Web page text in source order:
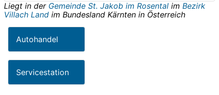
Liegt in der Gemeinde St. Jakob im Rosental im Bezirk
Villach Land im Bundesland Kärnten in Österreich
Autohandel
Servicestation